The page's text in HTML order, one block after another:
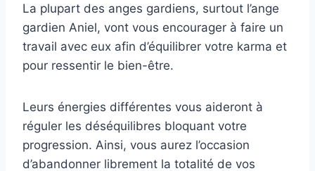
La plupart des anges gardiens, surtout l’ange
gardien Aniel, vont vous encourager à faire un
travail avec eux afin d’équilibrer votre karma et
pour ressentir le bien-être.
Leurs énergies différentes vous aideront à
réguler les déséquilibres bloquant votre
progression. Ainsi, vous aurez l’occasion
d’abandonner librement la totalité de vos